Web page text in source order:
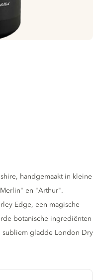
handgemaakt in kleine
en "Arthur".
Edge, een magische
botanische ingrediënten
subliem gladde London Dry